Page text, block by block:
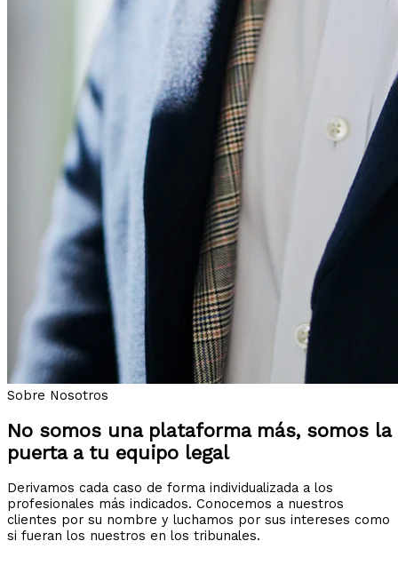
Sobre Nosotros
No somos una plataforma más, somos la
puerta a tu equipo legal
Derivamos cada caso de forma individualizada a los
profesionales más indicados. Conocemos a nuestros
clientes por su nombre y luchamos por sus intereses como
si fueran los nuestros en los tribunales.